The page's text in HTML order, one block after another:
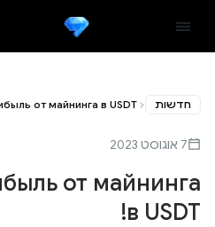
חדשות от майнинга в USDT!
7 אוגוסט 2023
от майнинга
в USDT!